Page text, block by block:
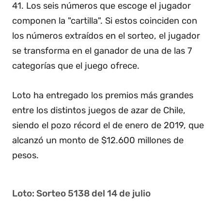
41. Los seis números que escoge el jugador
componen la "cartilla". Si estos coinciden con
los números extraídos en el sorteo, el jugador
se transforma en el ganador de una de las 7
categorías que el juego ofrece.
Loto ha entregado los premios más grandes
entre los distintos juegos de azar de Chile,
siendo el pozo récord el de enero de 2019, que
alcanzó un monto de $12.600 millones de
pesos.
Loto: Sorteo 5138 del 14 de julio